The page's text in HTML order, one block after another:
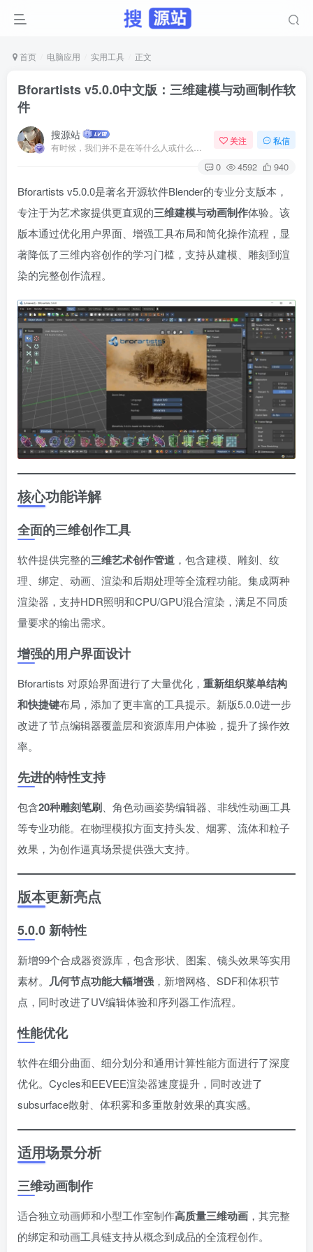
首页 电脑应用 实用工具 正文
Bforartists v5.0.0中文版：三维建模与动画制作软
件
搜源站 关注 私信
0 4592 940
Bforartists v5.0.0是著名开源软件Blender的专业分支版本，
专注于为艺术家提供更直观的三维建模与动画制作体验。该
版本通过优化用户界面、增强工具布局和简化操作流程，显
著降低了三维内容创作的学习门槛，支持从建模、雕刻到渲
染的完整创作流程。
核心功能详解
全面的三维创作工具
软件提供完整的三维艺术创作管道 ，包含建模、雕刻、纹
理、绑定、动画、渲染和后期处理等全流程功能。集成两种
渲染器，支持HDR照明和CPU/GPU混合渲染，满足不同质
量要求的输出需求。
增强的用户界面设计
Bforartists 对原始界面进行了大量优化， 重新组织菜单结构
和快捷键布局，添加了更丰富的工具提示。新版5.0.0进一步
改进了节点编辑器覆盖层和资源库用户体验，提升了操作效
率。
先进的特性支持
包含20种雕刻笔刷 、角色动画姿势编辑器、非线性动画工具
等专业功能。在物理模拟方面支持头发、烟雾、流体和粒子
效果，为创作逼真场景提供强大支持。
版本更新亮点
5.0.0 新特性
新增99个合成器资源库，包含形状、图案、镜头效果等实用
素材。 几何节点功能大幅增强 ，新增网格、SDF和体积节
点，同时改进了UV编辑体验和序列器工作流程。
性能优化
软件在细分曲面、细分划分和通用计算性能方面进行了深度
优化。Cycles和EEVEE渲染器速度提升，同时改进了
subsurface散射、体积雾和多重散射效果的真实感。
适用场景分析
三维动画制作
适合独立动画师和小型工作室制作高质量三维动画 ，其完整
的绑定和动画工具链支持从概念到成品的全流程创作。